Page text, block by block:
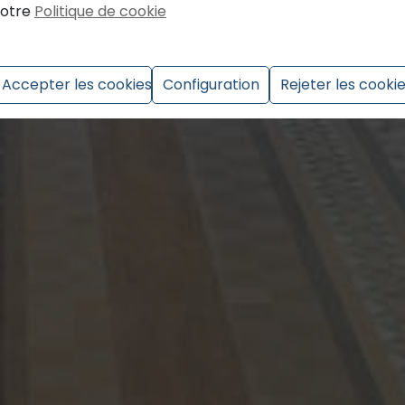
Politique de cookie
Accepter les cookies Configuration Rejeter les